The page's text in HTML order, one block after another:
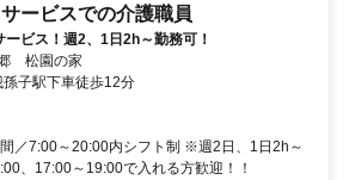
ービスでの介護職員
ビス！週2、1日2h～勤務可！
松園の家
子駅下車徒歩12分
／7:00～20:00内シフト制 ※週2日、1日2h～
、17:00～19:00で入れる方歓迎！！